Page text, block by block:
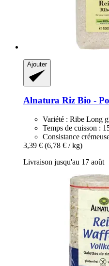
Ajouter
Alnatura Riz Bio -​
Variété : Ribe Long
Temps de cuisson :
Consistance
3,39 € (6,78 € / kg)
Livraison jusqu'au 17 août